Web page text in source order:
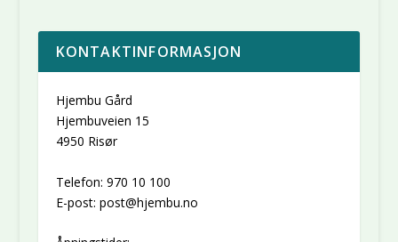
KONTAKTINFORMASJON
Hjembu Gård
Hjembuveien 15
4950 Risør
Telefon: 970 10 100
E-post: post@hjembu.no